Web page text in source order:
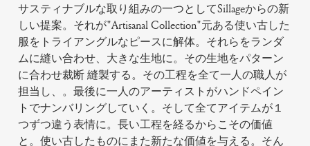
サスティナブルな取り組みの一つとしてSillageからの新
しい提案。それが"Artisanal Collection"元ある使い古した
服をトライアングルなピースに解体。それらをランダ
ムに縫い合わせ、大きな生地に。その生地をパターン
に合わせ裁断 縫製する。その工程を全て一人の職人が
担当し、。最後に一人のアーティストがハンドペイン
トでナンバリングしていく。そして全てアイテムが１
つずつ違う表情に。長い工程を経るからこその価値
と。使い古したものにまた新たな価値を与える。そん